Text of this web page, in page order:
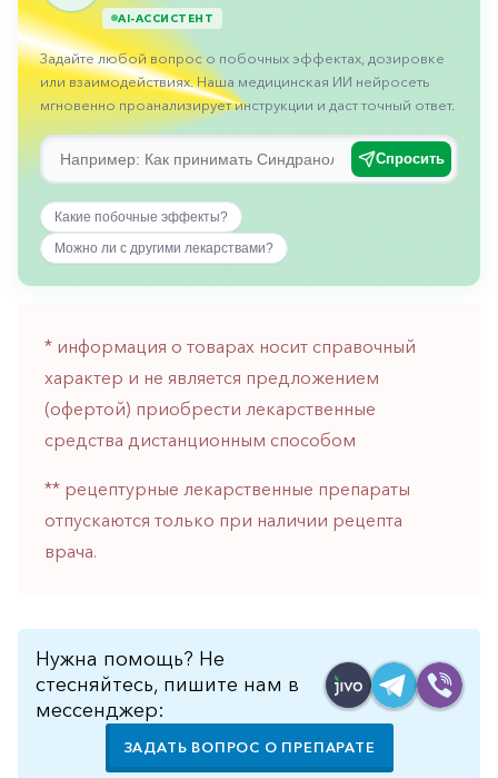
AI-АССИСТЕНТ
Задайте любой вопрос о побочных эффектах, дозировке
или взаимодействиях. Наша медицинская ИИ нейросеть
мгновенно проанализирует инструкции и даст точный ответ.
Спросить
Какие побочные эффекты?
Можно ли с другими лекарствами?
* информация о товарах носит справочный
характер и не является предложением
(офертой) приобрести лекарственные
средства дистанционным способом
** рецептурные лекарственные препараты
отпускаются только при наличии рецепта
врача.
Нужна помощь? Не
стесняйтесь, пишите нам в
мессенджер:
ЗАДАТЬ ВОПРОС О ПРЕПАРАТЕ